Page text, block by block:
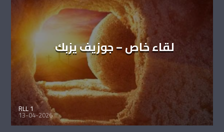
لقاء خاص – جوزيف يزبك
RLL 1
13-04-2026